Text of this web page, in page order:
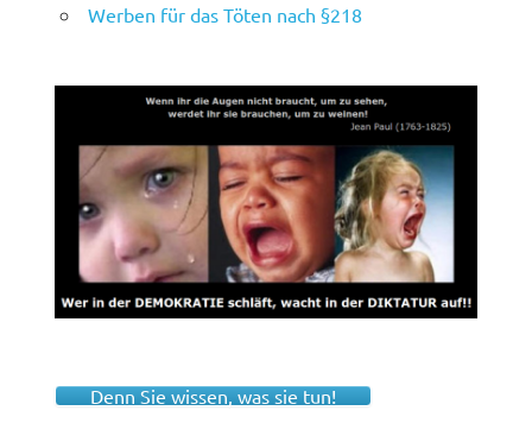
Werben für das Töten nach §218
Denn Sie wissen, was sie tun!